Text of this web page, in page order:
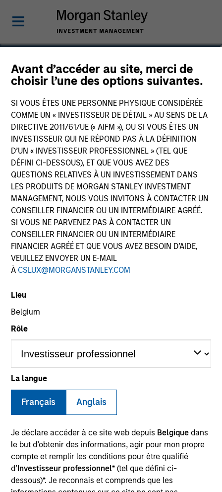
Avant d’accéder au site, merci de
choisir l’une des options suivantes.
SI VOUS ÊTES UNE PERSONNE PHYSIQUE CONSIDÉRÉE
COMME UN « INVESTISSEUR DE DÉTAIL » AU SENS DE LA
DIRECTIVE 2011/61/UE (« AIFM »), OU SI VOUS ÊTES UN
INVESTISSEUR QUI NE RÉPOND PAS À LA DÉFINITION
D’UN « INVESTISSEUR PROFESSIONNEL » (TEL QUE
DÉFINI CI-DESSOUS), ET QUE VOUS AVEZ DES
QUESTIONS RELATIVES À UN INVESTISSEMENT DANS
LES PRODUITS DE MORGAN STANLEY INVESTMENT
MANAGEMENT, NOUS VOUS INVITONS À CONTACTER UN
CONSEILLER FINANCIER OU UN INTERMÉDIAIRE AGRÉÉ.
SI VOUS NE PARVENEZ PAS À CONTACTER UN
CONSEILLER FINANCIER OU UN INTERMÉDIAIRE
FINANCIER AGRÉÉ ET QUE VOUS AVEZ BESOIN D’AIDE,
VEUILLEZ ENVOYER UN E-MAIL
À CSLUX@MORGANSTANLEY.COM
Lieu
Belgium
Rôle
La langue
Français Anglais
Je déclare accéder à ce site web depuis Belgique dans
le but d’obtenir des informations, agir pour mon propre
compte et remplir les conditions pour être qualifié
d’Investisseur professionnel* (tel que défini ci-
dessous)*. Je reconnais et comprends que les
Steve Sebo
Head of CLO Structuring and Capital
Markets, Portfolio Manager
YEARS OF INDUSTRY EXPERIENCE
TEAM
Floating-Rate Loans Team
Steve Sebo is the Head of CLO Structuring and
Capital Markets for MSIM. His primary
responsibilities include structuring of MSEV CLOs,
leading the firm’s CLO origination and capital